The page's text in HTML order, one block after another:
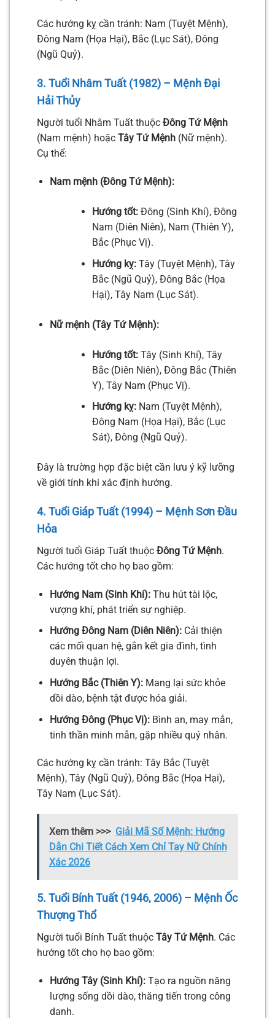
Các hướng kỵ cần tránh: Nam (Tuyệt Mệnh),
Đông Nam (Họa Hại), Bắc (Lục Sát), Đông
(Ngũ Quỷ).
3. Tuổi Nhâm Tuất (1982) – Mệnh Đại
Hải Thủy
Người tuổi Nhâm Tuất thuộc Đông Tứ Mệnh
(Nam mệnh) hoặc Tây Tứ Mệnh (Nữ mệnh).
Cụ thể:
Nam mệnh (Đông Tứ Mệnh):
Hướng tốt:Đông (Sinh Khí), Đông
Nam (Diên Niên), Nam (Thiên Y),
Bắc (Phục Vị).
Hướng kỵ:Tây (Tuyệt Mệnh), Tây
Bắc (Ngũ Quỷ), Đông Bắc (Họa
Hại), Tây Nam (Lục Sát).
Nữ mệnh (Tây Tứ Mệnh):
Hướng tốt:Tây (Sinh Khí), Tây
Bắc (Diên Niên), Đông Bắc (Thiên
Y), Tây Nam (Phục Vị).
Hướng kỵ:Nam (Tuyệt Mệnh),
Đông Nam (Họa Hại), Bắc (Lục
Sát), Đông (Ngũ Quỷ).
Đây là trường hợp đặc biệt cần lưu ý kỹ lưỡng
về giới tính khi xác định hướng.
4. Tuổi Giáp Tuất (1994) – Mệnh Sơn Đầu
Hỏa
Người tuổi Giáp Tuất thuộc Đông Tứ Mệnh.
Các hướng tốt cho họ bao gồm:
Hướng Nam (Sinh Khí):Thu hút tài lộc,
vượng khí, phát triển sự nghiệp.
Hướng Đông Nam (Diên Niên):Cải thiện
các mối quan hệ, gắn kết gia đình, tình
duyên thuận lợi.
Hướng Bắc (Thiên Y):Mang lại sức khỏe
dồi dào, bệnh tật được hóa giải.
Hướng Đông (Phục Vị):Bình an, may mắn,
tinh thần minh mẫn, gặp nhiều quý nhân.
Các hướng kỵ cần tránh: Tây Bắc (Tuyệt
Mệnh), Tây (Ngũ Quỷ), Đông Bắc (Họa Hại),
Tây Nam (Lục Sát).
Xem thêm >>> Giải Mã Số Mệnh: Hướng
Dẫn Chi Tiết Cách Xem Chỉ Tay Nữ Chính
Xác 2026
5. Tuổi Bính Tuất (1946, 2006) – Mệnh Ốc
Thượng Thổ
Người tuổi Bính Tuất thuộc Tây Tứ Mệnh. Các
hướng tốt cho họ bao gồm:
Hướng Tây (Sinh Khí):Tạo ra nguồn năng
lượng sống dồi dào, thăng tiến trong công
danh.